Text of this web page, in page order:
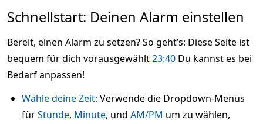
Schnellstart: Deinen Alarm einstellen
Bereit, einen Alarm zu setzen? So geht’s: Diese Seite ist
bequem für dich vorausgewählt23:40 Du kannst es bei
Bedarf anpassen!
Wähle deine Zeit: Verwende die Dropdown-Menüs
fürStunde, Minute, und AM/PM um zu wählen,